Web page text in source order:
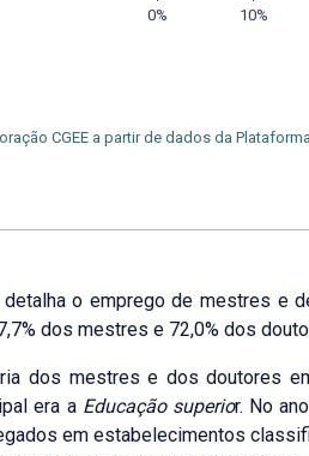
0% 10%
CGEE a partir de dados da
detalha o emprego de mestres e
dos mestres e 72,0% dos
dos mestres e dos doutores
era a Educação superior. No
em estabelecimentos